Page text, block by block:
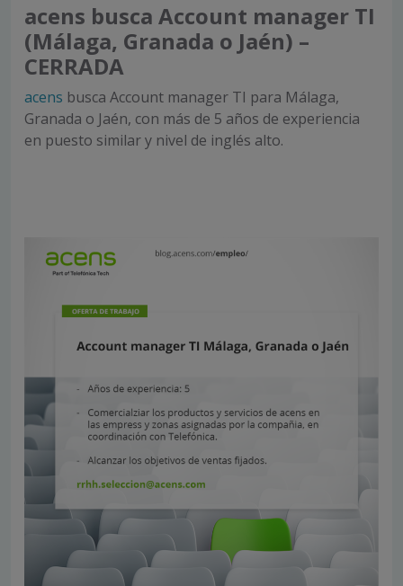
acens busca Account manager TI
(Málaga, Granada o Jaén) –
CERRADA
acens busca Account manager TI para Málaga,
Granada o Jaén, con más de 5 años de experiencia
en puesto similar y nivel de inglés alto.